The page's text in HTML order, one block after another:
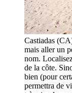
Castiadas
mais aller un
nom.
de la côte.
bien (pour
permettra de